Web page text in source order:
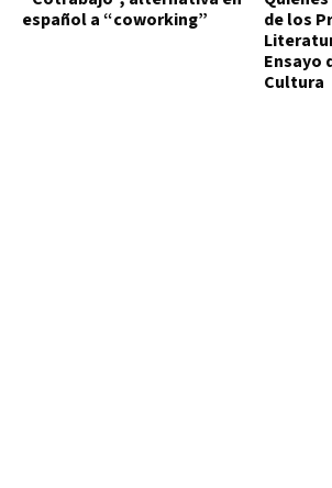
español a “coworking”
de los
Ensayo
Cultura